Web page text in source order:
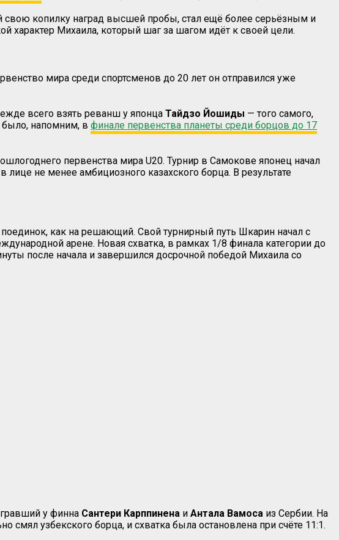
копилку наград высшей пробы, стал ещё более серьёзным и
характер Михаила, который шаг за шагом идёт к своей цели.
мира среди спортсменов до 20 лет он отправился уже
всего взять реванш у японца Тайдзо Йошиды — того самого,
было, напомним, в финале первенства планеты среди борцов до 17
первенства мира U20. Турнир в Самокове японец начал
не менее амбициозного казахского борца. В результате
как на решающий. Свой турнирный путь Шкарин начал с
арене. Новая схватка, в рамках 1/8 финала категории до
после начала и завершился досрочной победой Михаила со
у финна Сантери Карппинена и Антала Вамоcа из Сербии. На
узбекского борца, и схватка была остановлена при счёте 11:1.